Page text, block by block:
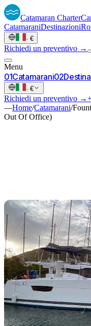
Catamaran Charter
CatamaraniDestinazioni
· €
Richiedi un preventivo →
Menu
01Catamarani02
· €
Richiedi un preventivo →
—Home/Catamarani/
Out Of Office)